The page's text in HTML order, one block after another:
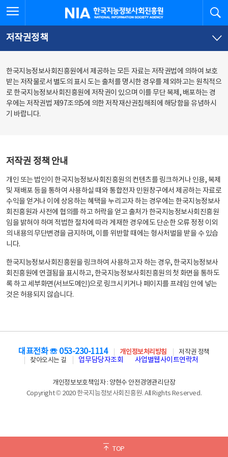
문
로
가
체
뉴
바
가
한국지능정보사회진흥원
저작권정책
한국지능정보사회진흥원에서 제공하는 모든 자료는 저작권법에 의하여 보호
받는 저작물로서 별도의 표시 도는 출처를 명시한 경우를 제외하고는 원칙적으
로 한국지능정보사회진흥원에 저작권이 있으며 이를 무단 복제, 배포하는 경
우에는 저작권법 제97조의5에 의한 저작재산권침해죄에 해당함을 유념하시
기 바랍니다.
저작권 정책 안내
개인 또는 법인이 한국지능정보사회진흥원의 컨텐츠를 링크하거나 인용, 복제
및 재배포 등을 통하여 사용하실 때와 통합전자 민원창구에서 제공하는 자료로
수익을 얻거나 이에 상응하는 혜택을 누리고자 하는 경우에는 한국지능정보사
회진흥원과 사전에 협의를 하고 허락을 얻고 출처가 한국지능정보사회진흥원
임을 밝혀야 하며 적법한 절차에 따라 게재한 경우에도 단순한 오류 정정 이외
의 내용의 무단변경을 금지하며, 이를 위반할 때에는 형사처벌을 받을 수 있습
니다.
한국지능정보사회진흥원을 링크하여 사용하고자 하는 경우, 한국지능정보사
회진흥원에 연결됨을 표시하고, 한국지능정보사회진흥원의 첫 화면을 통하도
록 하고 세부화면(서브도메인)으로 링크시키거나 페이지를 프레임 안에 넣는
것은 허용되지 않습니다.
TOP
대표전화 ☏ 053-230-1114 개인정보처리방침
저작권 정책
찾아오시는 길
업무담당자조회 사업별웹사이트연락처
개인정보보호책임자 : 양현수 안전경영관리단장
Copyright © 2020 한국지능정보사회진흥원. All Rights Reserved.